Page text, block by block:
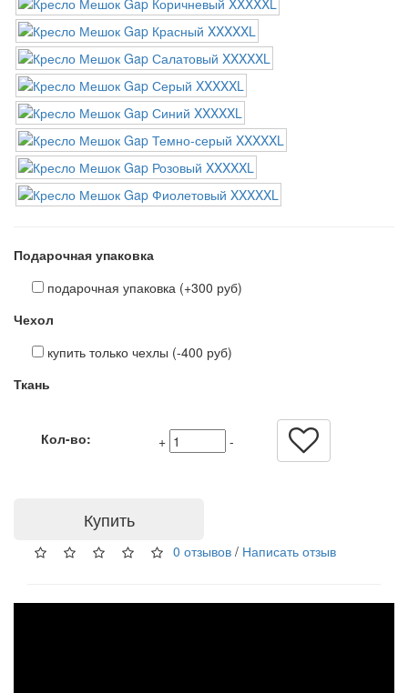
Подарочная упаковка
подарочная упаковка (+300 руб)
Чехол
купить только чехлы (-400 руб)
Ткань
Кол-во: + -
Купить
0 отзывов / Написать отзыв